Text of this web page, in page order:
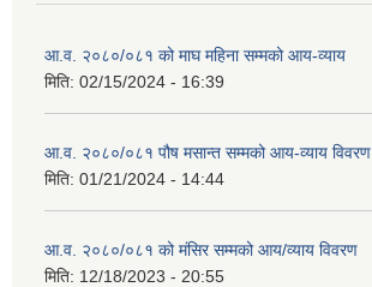
आ.व. २०८०/०८१ को माघ महिना सम्मको आय-व्याय
मिति: 02/15/2024 - 16:39
आ.व. २०८०/०८१ पौष मसान्त सम्मको आय-व्याय विवरण
मिति: 01/21/2024 - 14:44
आ.व. २०८०/०८१ को मंसिर सम्मको आय/व्याय विवरण
मिति: 12/18/2023 - 20:55